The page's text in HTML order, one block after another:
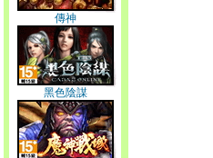
傳神
黑色陰謀